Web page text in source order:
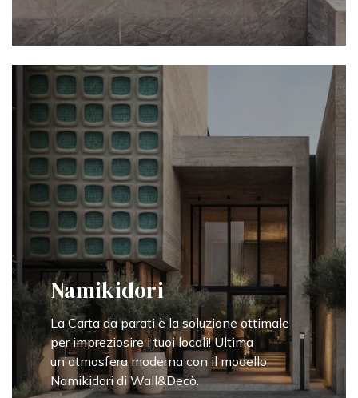
Namikidori
La Carta da parati è la soluzione ottimale
per impreziosire i tuoi locali! Ultima
un'atmosfera moderna con il modello
Namikidori di Wall&Decò.